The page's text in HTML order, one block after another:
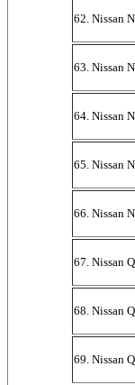
62. Nissan
63. Nissan
64. Nissan
65. Nissan
66. Nissan
67. Nissan
68. Nissan
69. Nissan